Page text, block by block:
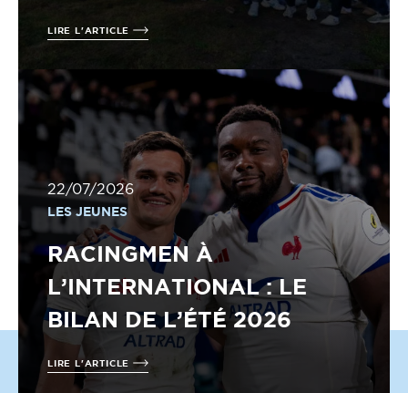
LIRE L'ARTICLE
22/07/2026
LES JEUNES
RACINGMEN À
L’INTERNATIONAL : LE
BILAN DE L’ÉTÉ 2026
LIRE L'ARTICLE